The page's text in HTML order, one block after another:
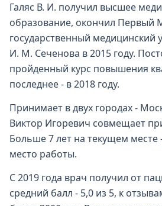
Галяс В. И. получил высшее
образование, окончил Первый
государственный медицинский
И. М. Сеченова в 2015 году.
пройденный курс повышения
последнее - в 2018 году.
Принимает в двух городах -
Виктор Игоревич совмещает
Больше 7 лет на текущем месте
место работы.
С 2019 года врач получил от
средний балл - 5,0 из 5, к